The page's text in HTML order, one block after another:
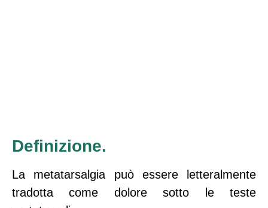
Definizione.
La metatarsalgia può essere letteralmente
tradotta come dolore sotto le teste